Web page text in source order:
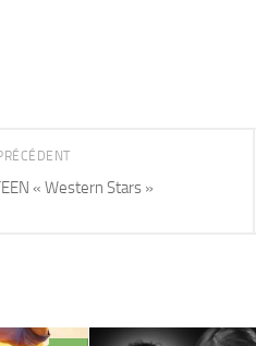
« Western Stars »